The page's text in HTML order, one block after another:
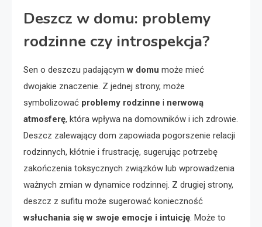
Deszcz w domu: problemy
rodzinne czy introspekcja?
Sen o deszczu padającymw domu może mieć
dwojakie znaczenie. Z jednej strony, może
symbolizować problemy rodzinne i nerwową
atmosferę, która wpływa na domowników i ich zdrowie.
Deszcz zalewający dom zapowiada pogorszenie relacji
rodzinnych, kłótnie i frustrację, sugerując potrzebę
zakończenia toksycznych związków lub wprowadzenia
ważnych zmian w dynamice rodzinnej. Z drugiej strony,
deszcz z sufitu może sugerować konieczność
wsłuchania się w swoje emocje i intuicję. Może to